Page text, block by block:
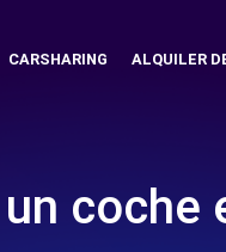
CARSHARING ALQUILER
coche